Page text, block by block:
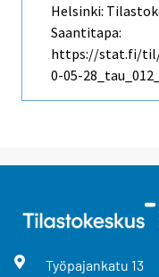
Helsinki:
Saantitapa:
https://stat.fi/til/
0-05-
Työpajankatu 13